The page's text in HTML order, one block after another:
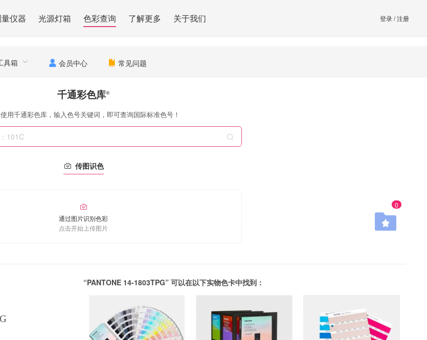
仪器 光源灯箱 色彩查询 了解更多 关于我们 登录/注册
具箱 会员中心 常见问题
0
千通彩色库®
用千通彩色库，输入色号关键词，即可查询国际标准色号！
传图识色
通过图片识别色彩
点击开始上传图片
“PANTONE 14-1803TPG” 可以在以下实物色卡中找到：